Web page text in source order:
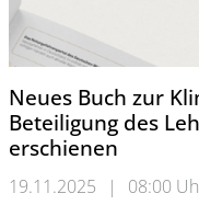
Neues Buch zur
Beteiligung des
erschienen
19.11.2025 | 08:00